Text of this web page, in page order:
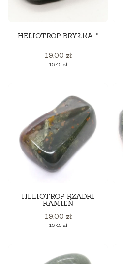
HELIOTROP BRYŁKA *
Cena
19,00 zł
Cena
15,45 zł
HELIOTROP RZADKI
KAMIEŃ
Cena
19,00 zł
Cena
15,45 zł